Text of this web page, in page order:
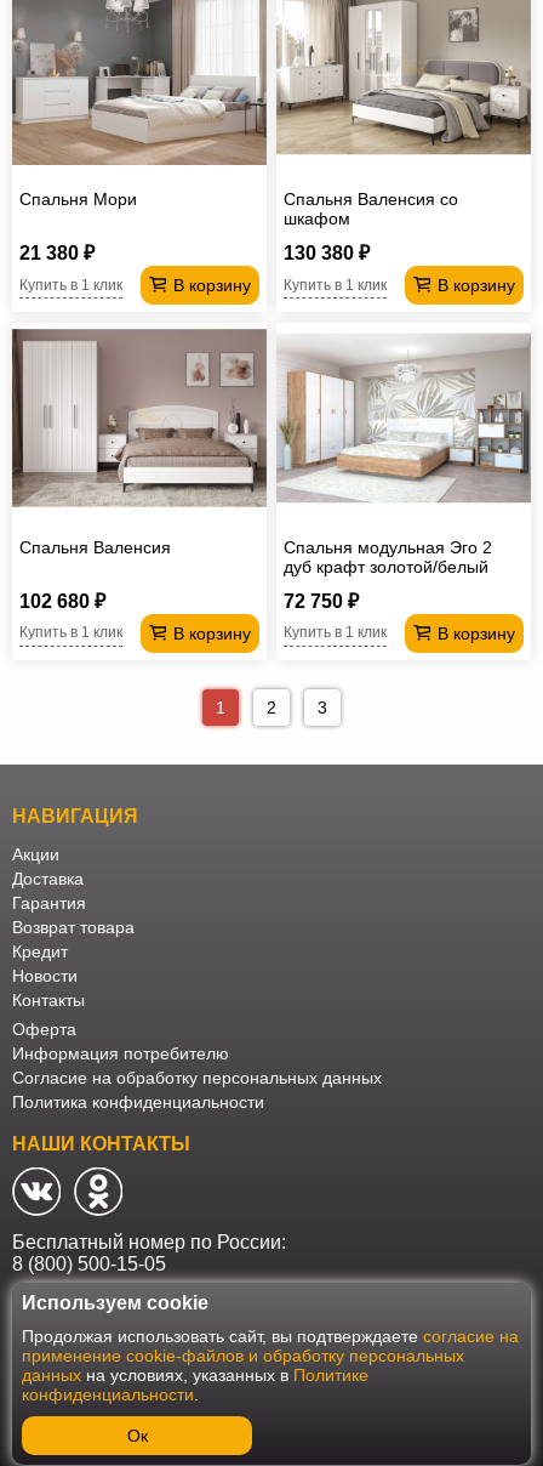
Спальня Мори
21 380 ₽
В корзину
Купить в 1 клик
Спальня Валенсия со
шкафом
130 380 ₽
В корзину
Купить в 1 клик
Спальня Валенсия
102 680 ₽
В корзину
Купить в 1 клик
Спальня модульная Эго 2
дуб крафт золотой/белый
72 750 ₽
В корзину
Купить в 1 клик
1 2 3
НАВИГАЦИЯ
Акции
Доставка
Гарантия
Возврат товара
Кредит
Новости
Контакты
Оферта
Информация потребителю
Согласие на обработку персональных данных
Политика конфиденциальности
НАШИ КОНТАКТЫ
Бесплатный номер по России:
8 (800) 500-15-05
Наш интернет-магазин работает в соответствии с требованиями
Федерального закона от 27 июля 2006 года №152-ФЗ "О персональных
данных". Оформить заказ на сайте Мебеласка возможно только при
наличии согласия на обработку Ваших персональных данных. Для
улучшения работы сайта и его взаимодействия с пользователями мы
используем файлы cookie. Продолжая пользоваться сайтом, вы
соглашаетесь с использованием cookie.
Используем cookie
Продолжая использовать сайт, вы подтверждаете согласие на
применение cookie-файлов и обработку персональных
данных на условиях, указанных в Политике
конфиденциальности
Ок